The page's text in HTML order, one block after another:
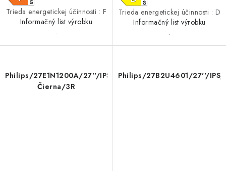
Trieda energetickej účinnosti : F
Informačný list výrobku
.
Trieda energetickej účinnosti : D
Informačný list výrobku
.
Philips/27E1N1200A/27''/IPS/FHD/120Hz/4ms/
Čierna/3R
Philips/27B2U4601/27''/